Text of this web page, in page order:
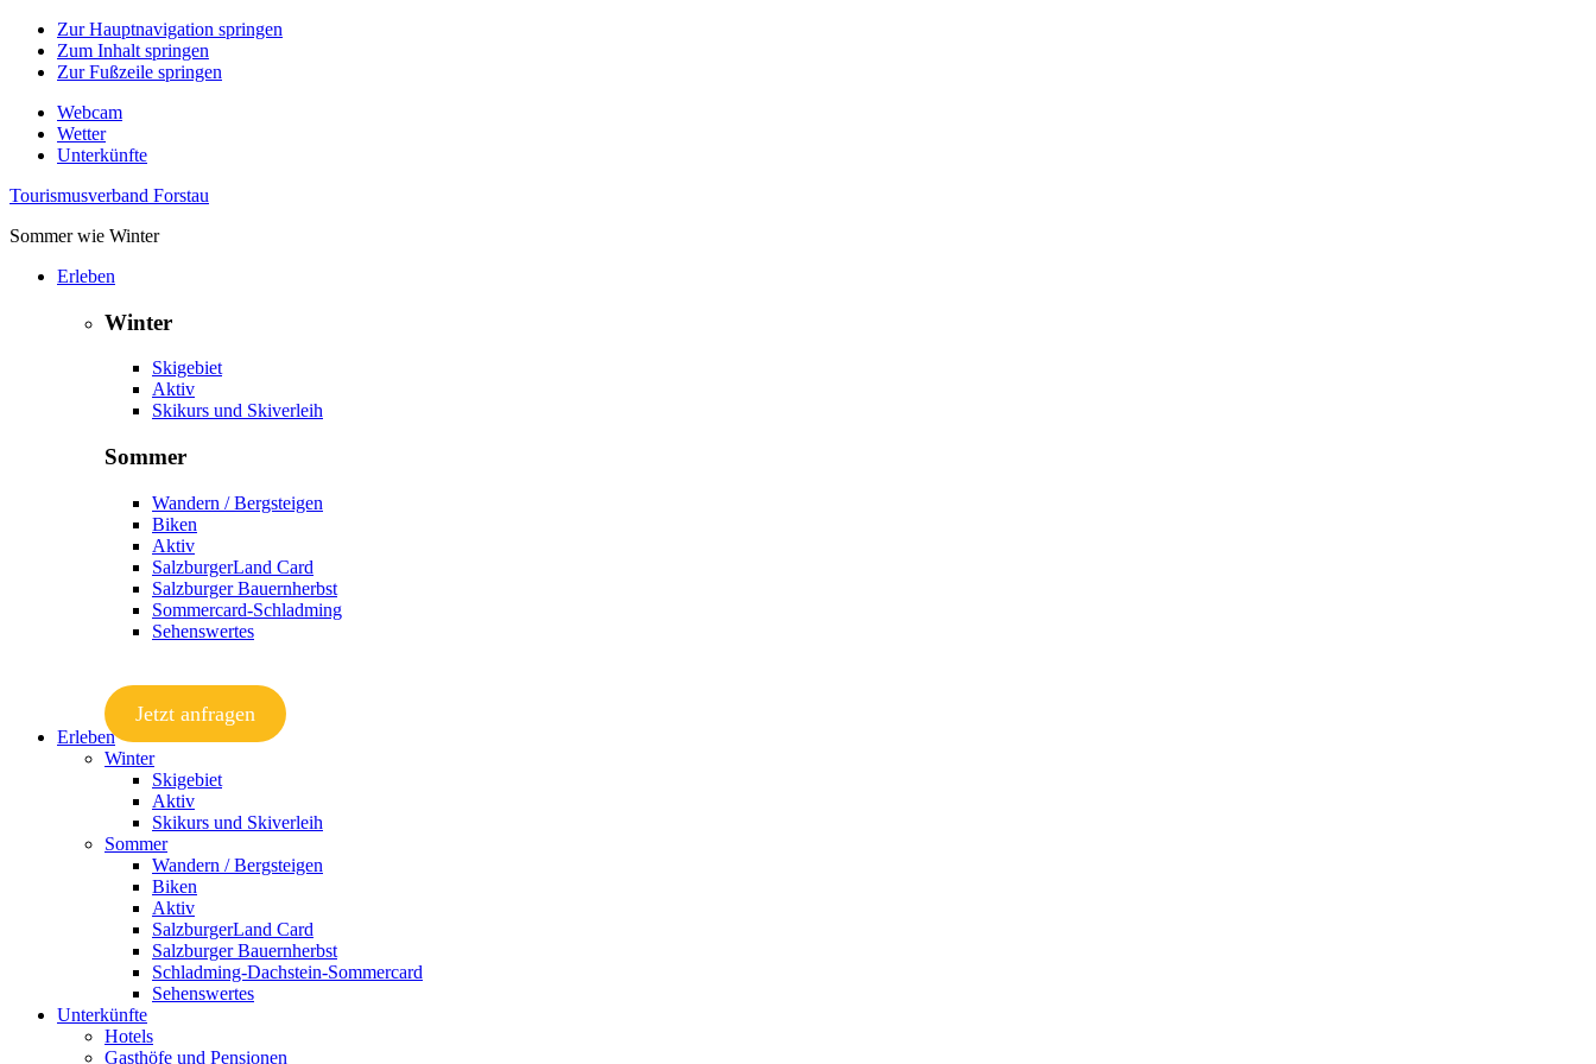
Zur Hauptnavigation springen
Zum Inhalt springen
Zur Fußzeile springen
Webcam
Wetter
Unterkünfte
Tourismusverband Forstau
Sommer wie Winter
Erleben
Winter
Skigebiet
Aktiv
Skikurs und Skiverleih
Sommer
Wandern / Bergsteigen
Biken
Aktiv
SalzburgerLand Card
Salzburger Bauernherbst
Sommercard-Schladming
Sehenswertes
Jetzt anfragen
Erleben
Winter
Skigebiet
Aktiv
Skikurs und Skiverleih
Sommer
Wandern / Bergsteigen
Biken
Aktiv
SalzburgerLand Card
Salzburger Bauernherbst
Schladming-Dachstein-Sommercard
Sehenswertes
Unterkünfte
Hotels
Gasthöfe und Pensionen